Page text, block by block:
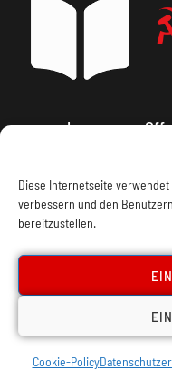
Diese Internetseite
verbessern und den
bereitzustellen.
Cookie-Policy
Impressum,